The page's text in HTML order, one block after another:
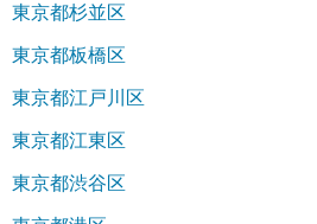
東京都杉並区
東京都板橋区
東京都江戸川区
東京都江東区
東京都渋谷区